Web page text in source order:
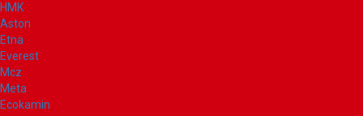
НМК
Aston
Etna
Everest
Mcz
Meta
Ecokamin